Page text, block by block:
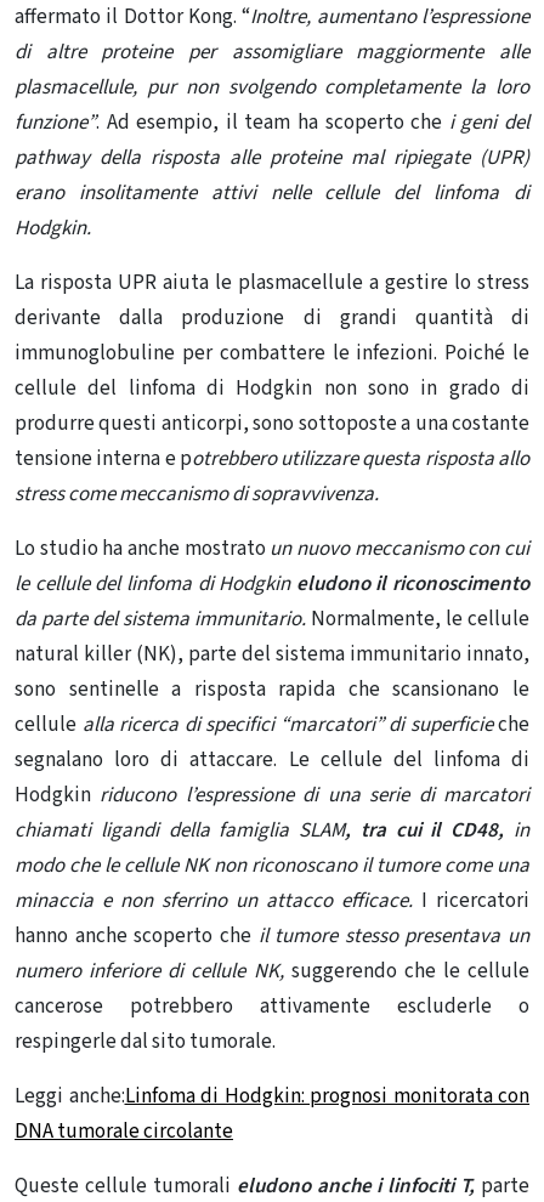
affermato il Dottor Kong. “Inoltre, aumentano l’espressione
di altre proteine ​​per assomigliare maggiormente alle
plasmacellule, pur non svolgendo completamente la loro
funzione”. Ad esempio, il team ha scoperto che i geni del
pathway della risposta alle proteine ​​mal ripiegate (UPR)
erano insolitamente attivi nelle cellule del linfoma di
Hodgkin.
La risposta UPR aiuta le plasmacellule a gestire lo stress
derivante dalla produzione di grandi quantità di
immunoglobuline per combattere le infezioni. Poiché le
cellule del linfoma di Hodgkin non sono in grado di
produrre questi anticorpi, sono sottoposte a una costante
tensione interna e potrebbero utilizzare questa risposta allo
stress come meccanismo di sopravvivenza.
Lo studio ha anche mostrato un nuovo meccanismo con cui
le cellule del linfoma di Hodgkin eludono il riconoscimento
da parte del sistema immunitario. Normalmente, le cellule
natural killer (NK), parte del sistema immunitario innato,
sono sentinelle a risposta rapida che scansionano le
cellule alla ricerca di specifici “marcatori” di superficieche
segnalano loro di attaccare. Le cellule del linfoma di
Hodgkin riducono l’espressione di una serie di marcatori
chiamati ligandi della famiglia SLAM, tra cui il CD48, in
modo che le cellule NK non riconoscano il tumore come una
minaccia e non sferrino un attacco efficace. I ricercatori
hanno anche scoperto che il tumore stesso presentava un
numero inferiore di cellule NK,suggerendo che le cellule
cancerose potrebbero attivamente escluderle o
respingerle dal sito tumorale.
Leggi anche:Linfoma di Hodgkin: prognosi monitorata con
DNA tumorale circolante
Queste cellule tumorali eludono anche i linfociti T, parte